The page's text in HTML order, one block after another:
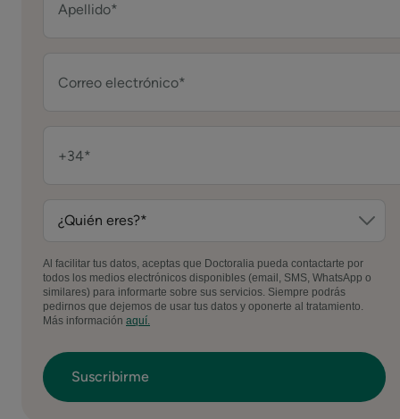
Al facilitar tus datos, aceptas que Doctoralia pueda contactarte por
todos los medios electrónicos disponibles (email, SMS, WhatsApp o
similares) para informarte sobre sus servicios. Siempre podrás
pedirnos que dejemos de usar tus datos y oponerte al tratamiento.
Más información aquí.